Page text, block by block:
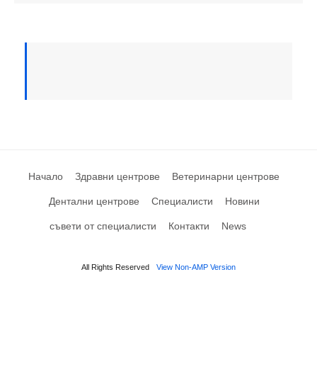
Начало Здравни центрове Ветеринарни центрове
Дентални центрове Специалисти Новини
съвети от специалисти Контакти News
All Rights Reserved View Non-AMP Version